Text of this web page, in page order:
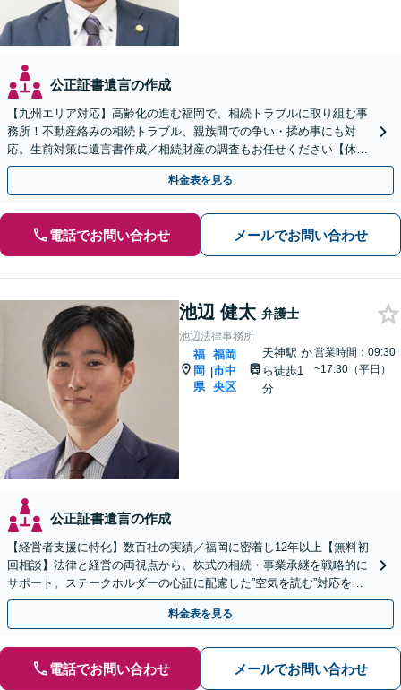
公正証書遺言の作成
【九州エリア対応】高齢化の進む福岡で、相続トラブルに取り組む事
務所！不動産絡みの相続トラブル、親族間での争い・揉め事にも対
応。生前対策に遺言書作成／相続財産の調査もお任せください【休
日・夜間面談可】【完全個室】【六本松駅2分】
料金表を見る
電話でお問い合わせ メールでお問い合わせ
池辺 健太 弁護士
池辺法律事務所
福
岡
県
|
福岡
市中
央区
天神駅 か
ら徒歩1
分
営業時間：09:30
~17:30（平日）
公正証書遺言の作成
【経営者支援に特化】数百社の実績／福岡に密着し12年以上【無料初
回相談】法律と経営の両視点から、株式の相続・事業承継を戦略的に
サポート。ステークホルダーの心証に配慮した”空気を読む”対応を強
みに、円満な解決を目指します【天神駅１分】
料金表を見る
電話でお問い合わせ メールでお問い合わせ